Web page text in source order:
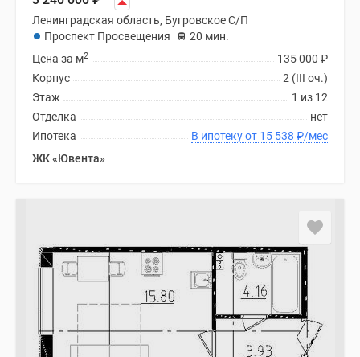
Ленинградская область, Бугровское С/П
Проспект Просвещения
20 мин.
135 000 ₽
Цена за м2
2 (III оч.)
Корпус
1 из 12
Этаж
нет
Отделка
В ипотеку от 15 538 ₽/мес
Ипотека
ЖК «Ювента»